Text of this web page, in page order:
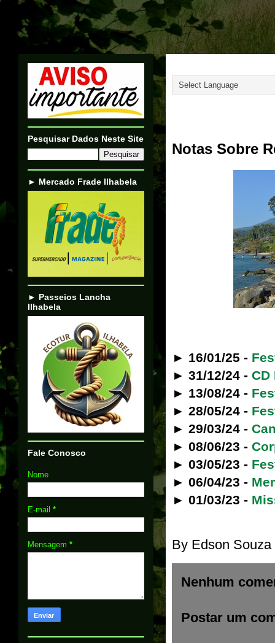
Notas Sobre
► 16/01/25 -
► 31/12/24 - CD
► 13/08/24 -
► 28/05/24 -
► 29/03/24 -
► 08/06/23 -
► 03/05/23 -
► 06/04/23 -
► 01/03/23 -
By Edson Souza
Nenhum
Postar um
Pesquisar Dados Neste Site
► Mercado Frade Ilhabela
► Passeios Lancha
Ilhabela
Fale Conosco
Nome
E-mail *
Mensagem *